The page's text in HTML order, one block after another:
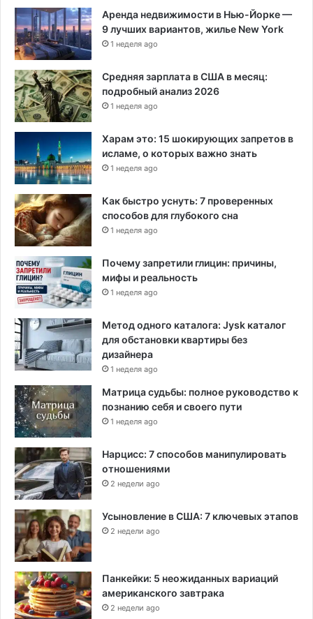
Аренда недвижимости в Нью-Йорке —
9 лучших вариантов, жилье New York
1 неделя ago
Средняя зарплата в США в месяц:
подробный анализ 2026
1 неделя ago
Харам это: 15 шокирующих запретов в
исламе, о которых важно знать
1 неделя ago
Как быстро уснуть: 7 проверенных
способов для глубокого сна
1 неделя ago
Почему запретили глицин: причины,
мифы и реальность
1 неделя ago
Метод одного каталога: Jysk каталог
для обстановки квартиры без
дизайнера
1 неделя ago
Матрица судьбы: полное руководство к
познанию себя и своего пути
1 неделя ago
Нарцисс: 7 способов манипулировать
отношениями
2 недели ago
Усыновление в США: 7 ключевых этапов
2 недели ago
Панкейки: 5 неожиданных вариаций
американского завтрака
2 недели ago